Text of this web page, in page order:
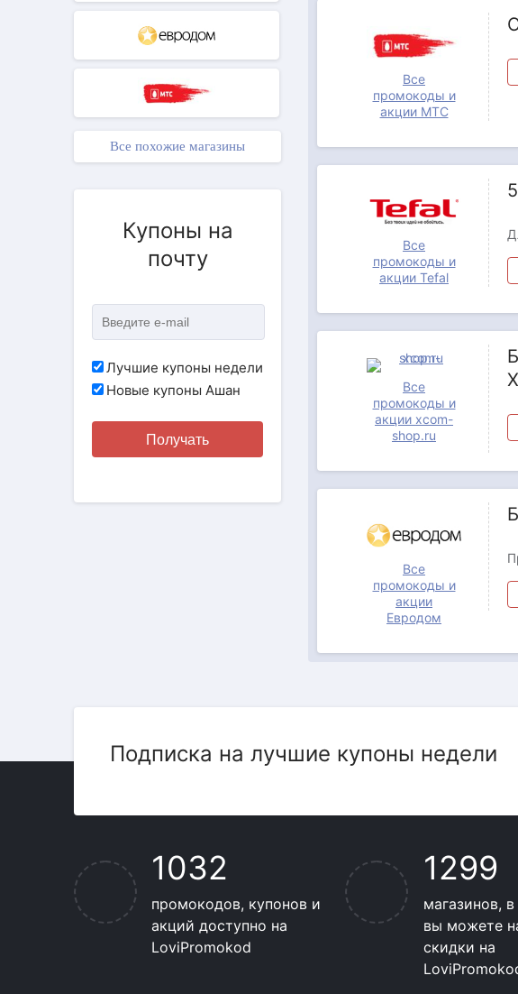
Все похожие магазины
Купоны на
почту
Лучшие купоны недели
Новые купоны Ашан
Получать
Все
промокоды и
акции МТС
АКЦИЯ
Все
промокоды и
акции Tefal
АКЦИЯ
Все
промокоды и
акции xcom-
shop.ru
АКЦИЯ
Все
промокоды и
акции
Евродом
Подписка на лучшие купоны недели
1032
промокодов, купонов и
акций доступно на
LoviPromokod
1299
магазинов,
вы можете
скидки на